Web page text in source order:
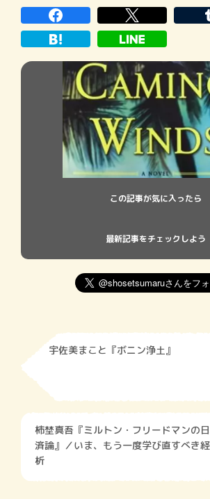
端な認識や行動ととも
していく最新ミステリー
この記事が気に入ったら
最新記事をチェックしよう
宇佐美まこと『ボニン浄土』
柿埜真吾『ミルトン・フリードマンの
済論』／いま、もう一度学び直すべき
析